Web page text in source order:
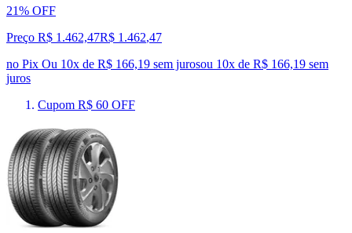
21% OFF
Preço R$ 1.462,47R$ 1.462,47
no Pix Ou 10x de R$ 166,19 sem jurosou 10x de R$ 166,19 sem
juros
Cupom R$ 60 OFF